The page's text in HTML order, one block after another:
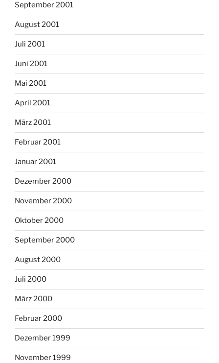
September 2001
August 2001
Juli 2001
Juni 2001
Mai 2001
April 2001
März 2001
Februar 2001
Januar 2001
Dezember 2000
November 2000
Oktober 2000
September 2000
August 2000
Juli 2000
März 2000
Februar 2000
Dezember 1999
November 1999